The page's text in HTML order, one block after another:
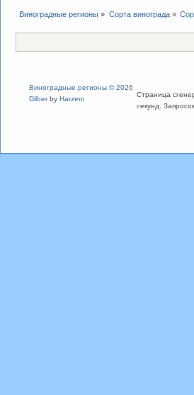
Виноградные регионы » Сорта винограда»
Виноградные регионы © 2026
Dilberby Harzem
Страница
секунд.